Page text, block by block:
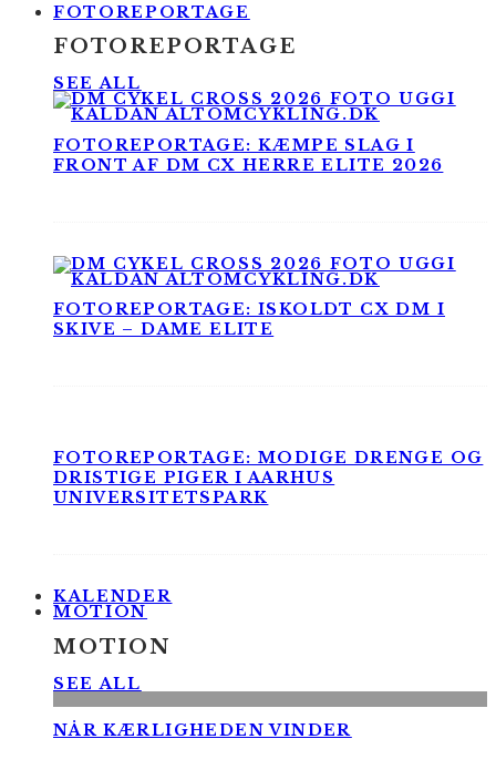
FOTOREPORTAGE
FOTOREPORTAGE
SEE ALL
FOTOREPORTAGE: KÆMPE SLAG I
FRONT AF DM CX HERRE ELITE 2026
FOTOREPORTAGE: ISKOLDT CX DM I
SKIVE – DAME ELITE
FOTOREPORTAGE: MODIGE DRENGE OG
DRISTIGE PIGER I AARHUS
UNIVERSITETSPARK
KALENDER
MOTION
MOTION
SEE ALL
NÅR KÆRLIGHEDEN VINDER